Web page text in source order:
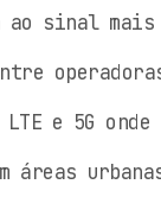
ao sinal
LTE e 5G
áreas